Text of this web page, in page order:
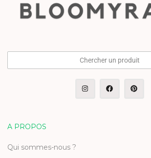
Chercher un produit
A PROPOS
Qui sommes-nous ?